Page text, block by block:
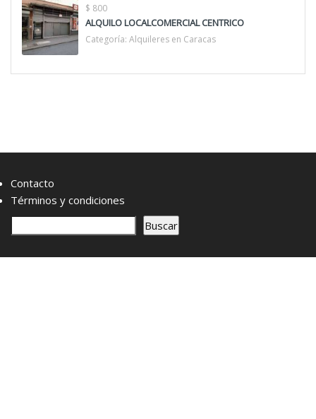
$ 800
ALQUILO LOCALCOMERCIAL CENTRICO
Categoría: Alquileres en Caracas
Contacto
Términos y condiciones
s
Buscar